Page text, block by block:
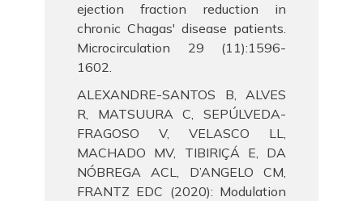
ejection fraction reduction in
chronic Chagas' disease patients.
Microcirculation 29 (11):1596-
1602.
ALEXANDRE-SANTOS B, ALVES
R, MATSUURA C, SEPÚLVEDA-
FRAGOSO V, VELASCO LL,
MACHADO MV, TIBIRIÇÁ E, DA
NÓBREGA ACL, D’ANGELO CM,
FRANTZ EDC (2020): Modulation